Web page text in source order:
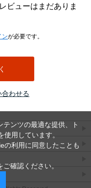
合わせる
ビューはまだありま
ンが必要です。
ンツの最適な提供、ト
用しています。
の利用に同意したことも
ご確認ください。